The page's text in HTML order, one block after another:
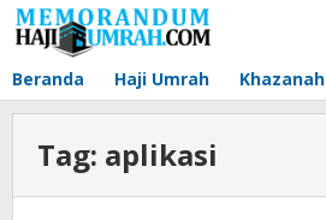
Lewati
ke
Beranda Haji Umrah Khazanah
Tag: aplikasi